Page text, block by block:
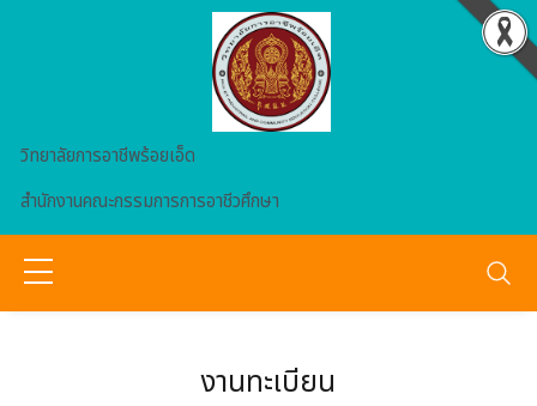
วิทยาลัยการอาชีพร้อยเอ็ด
สำนักงานคณะกรรมการการอาชีวศึกษา
งานทะเบียน